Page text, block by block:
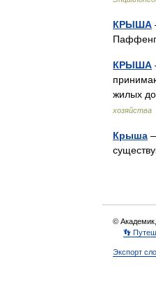
КРЫША
КРЫША
жилых
хозяйства
Крыша
©
👣
Экспорт